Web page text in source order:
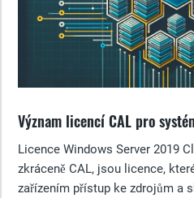
Význam licencí CAL pro
Licence Windows Server 2019
zkráceně CAL, jsou licence,
zařízením přístup ke zdrojům a